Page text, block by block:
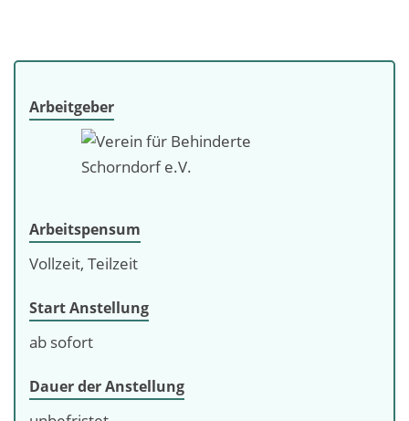
Arbeitgeber
Arbeitspensum
Vollzeit, Teilzeit
Start Anstellung
ab sofort
Dauer der Anstellung